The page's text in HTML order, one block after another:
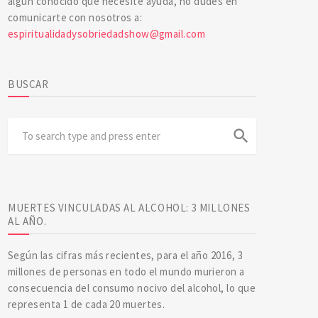
comunicarte con nosotros a:
espiritualidadysobriedadshow@gmail.com
BUSCAR
search
MUERTES VINCULADAS AL ALCOHOL: 3 MILLONES
AL AÑO.
Según las cifras más recientes, para el año 2016, 3
millones de personas en todo el mundo murieron a
consecuencia del consumo nocivo del alcohol, lo que
representa 1 de cada 20 muertes.